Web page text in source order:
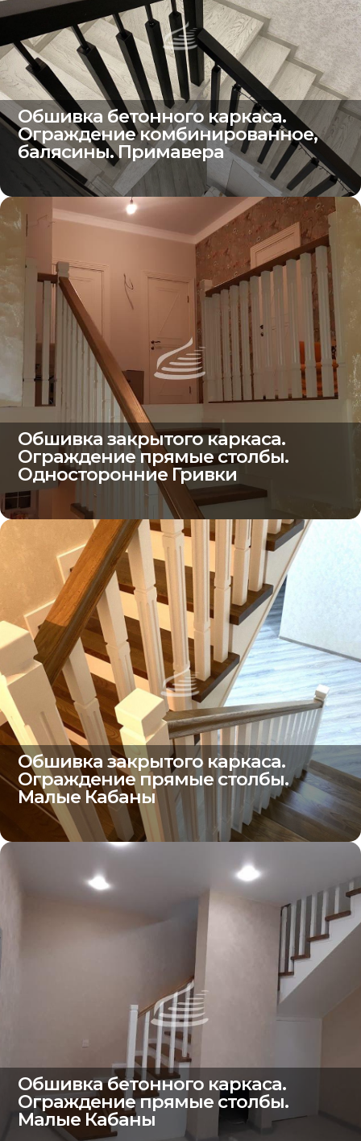
Обшивка бетонного каркаса.
Ограждение комбинированное,
балясины. Примавера
Обшивка закрытого каркаса.
Ограждение прямые столбы.
Односторонние Гривки
Обшивка закрытого каркаса.
Ограждение прямые столбы.
Малые Кабаны
Обшивка бетонного каркаса.
Ограждение прямые столбы.
Малые Кабаны